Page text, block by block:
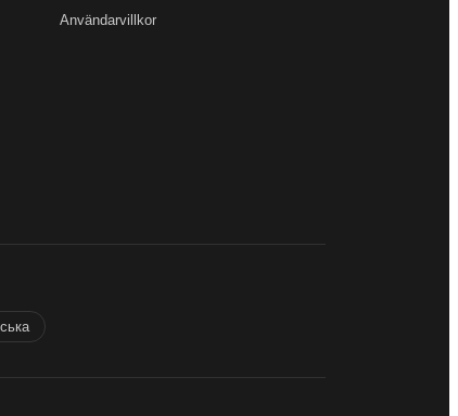
Användarvillkor